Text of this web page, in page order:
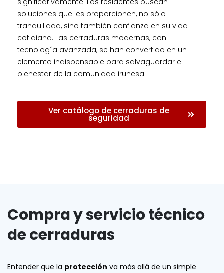
soluciones que les proporcionen, no sólo
tranquilidad, sino también confianza en su vida
cotidiana. Las cerraduras modernas, con
tecnología avanzada, se han convertido en un
elemento indispensable para salvaguardar el
bienestar de la comunidad irunesa.
Ver catálogo de cerraduras de
seguridad
Compra y servicio técnico
de cerraduras
Entender que la protección va más allá de un simple